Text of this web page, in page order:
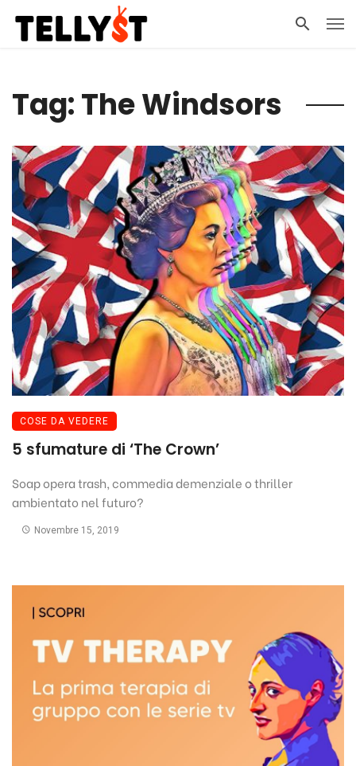
Tag: The Windsors
COSE DA VEDERE
5 sfumature di ‘The Crown’
Soap opera trash, commedia demenziale o thriller
ambientato nel futuro?
Novembre 15, 2019